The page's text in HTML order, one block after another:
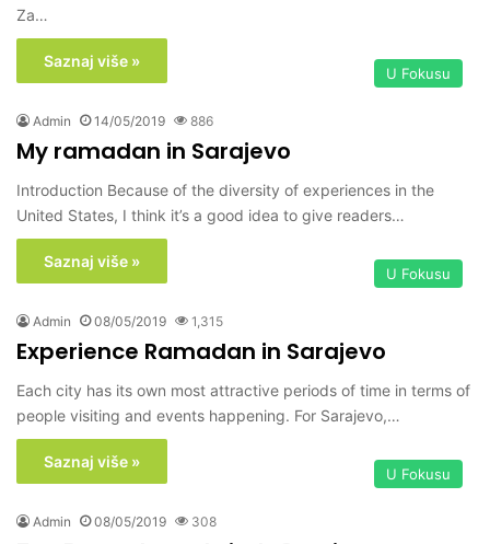
Za…
Saznaj više »
U Fokusu
Admin 14/05/2019 886
My ramadan in Sarajevo
Introduction Because of the diversity of experiences in the
United States, I think it’s a good idea to give readers…
Saznaj više »
U Fokusu
Admin 08/05/2019 1,315
Experience Ramadan in Sarajevo
Each city has its own most attractive periods of time in terms of
people visiting and events happening. For Sarajevo,…
Saznaj više »
U Fokusu
Admin 08/05/2019 308